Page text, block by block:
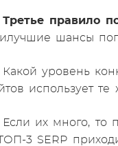
Третье правило
шансы
Какой уровень
использует
Если их много, то
3 SERP